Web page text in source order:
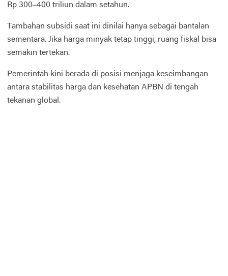
Rp 300–400 triliun dalam setahun.
Tambahan subsidi saat ini dinilai hanya sebagai bantalan
sementara. Jika harga minyak tetap tinggi, ruang fiskal bisa
semakin tertekan.
Pemerintah kini berada di posisi menjaga keseimbangan
antara stabilitas harga dan kesehatan APBN di tengah
tekanan global.